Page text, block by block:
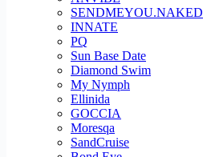
SENDMEYOU.NAKED
INNATE
PQ
Sun Base Date
Diamond Swim
My Nymph
Ellinida
GOCCIA
Moresqa
SandCruise